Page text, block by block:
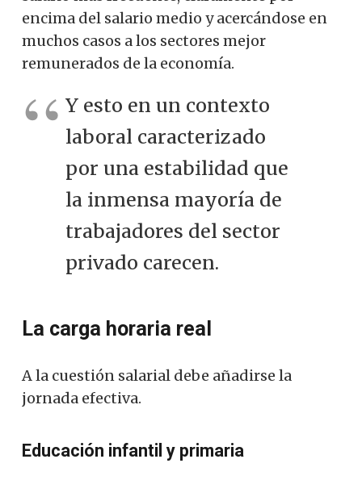
encima del salario medio y acercándose en
muchos casos a los sectores mejor
remunerados de la economía.
Y esto en un contexto
laboral caracterizado
por una estabilidad que
la inmensa mayoría de
trabajadores del sector
privado carecen.
La carga horaria real
A la cuestión salarial debe añadirse la
jornada efectiva.
Educación infantil y primaria